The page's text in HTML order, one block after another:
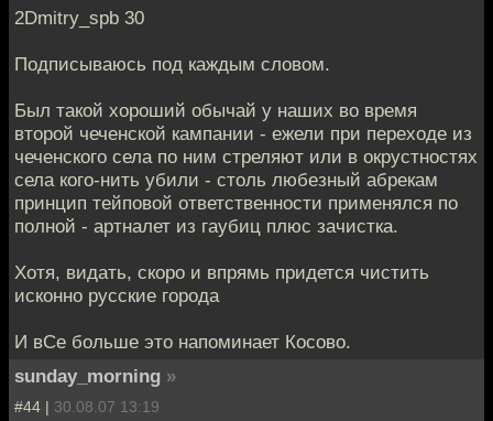
2Dmitry_spb 30
Подписываюсь под каждым словом.
Был такой хороший обычай у наших во время
второй чеченской кампании - ежели при переходе из
чеченского села по ним стреляют или в окрустностях
села кого-нить убили - столь любезный абрекам
принцип тейповой ответственности применялся по
полной - артналет из гаубиц плюс зачистка.
Хотя, видать, скоро и впрямь придется чистить
исконно русские города
И вСе больше это напоминает Косово.
sunday_morning »
#44 | 30.08.07 13:19